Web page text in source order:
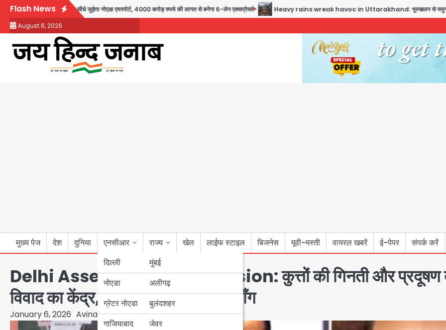
Skip
content
Flash News
से सीधे जुड़ेगा नोएडा एयरपोर्ट, 4000 करोड़ रुपये की लागत से बनेगा 6-लेन एक्सप्रेसवे Heavy rains wreak havoc in Uttarakhand: भूस्खलन से यमुनोत्री, केदारनाथ और
August 6, 2026
मुख्य पेज देश दुनिया
एनसीआर
दिल्ली
नोएडा
ग्रेटर नोएडा
गाजियाबाद
राज्य
मुंबई
उत्तर प्रदेश
अलीगढ़
बुलंदशहर
जेवर
बिहार
पंजाब
खेल लाईफ स्टाइल बिजनेस मूवी-मस्ती वायरल खबरें ई-पेपर संपर्क करें
Delhi Assembly winter session: कुत्तों की गिनती और प्रदूषण
विवाद का केंद्र, केजरीवाल से माफ़ी की माँग
January 6, 2026 Avinash Kumar